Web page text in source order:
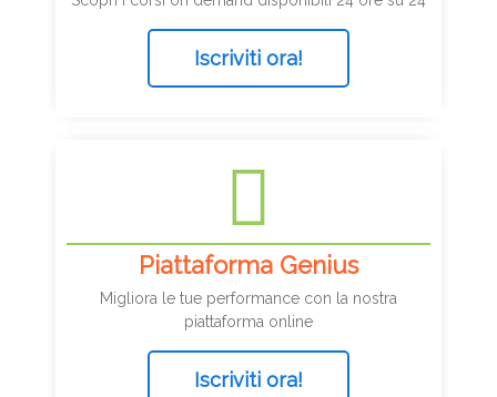
Iscriviti ora!
Piattaforma Genius
Migliora le tue performance con la nostra
piattaforma online
Iscriviti ora!